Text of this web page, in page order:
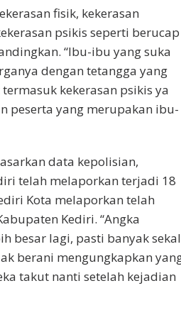
fisik, kekerasan
psikis seperti berucap
“Ibu-ibu yang suka
dengan tetangga yang
kekerasan psikis ya
peserta yang merupakan ibu-
data kepolisian,
telah melaporkan terjadi 18
Kota melaporkan telah
Kediri. “Angka
besar lagi, pasti banyak
berani mengungkapkan
takut nanti setelah kejadian